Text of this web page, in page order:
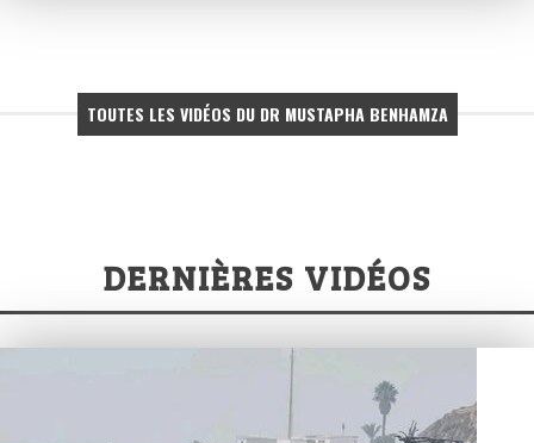
TOUTES LES VIDÉOS DU DR MUSTAPHA BENHAMZA
DERNIÈRES VIDÉOS